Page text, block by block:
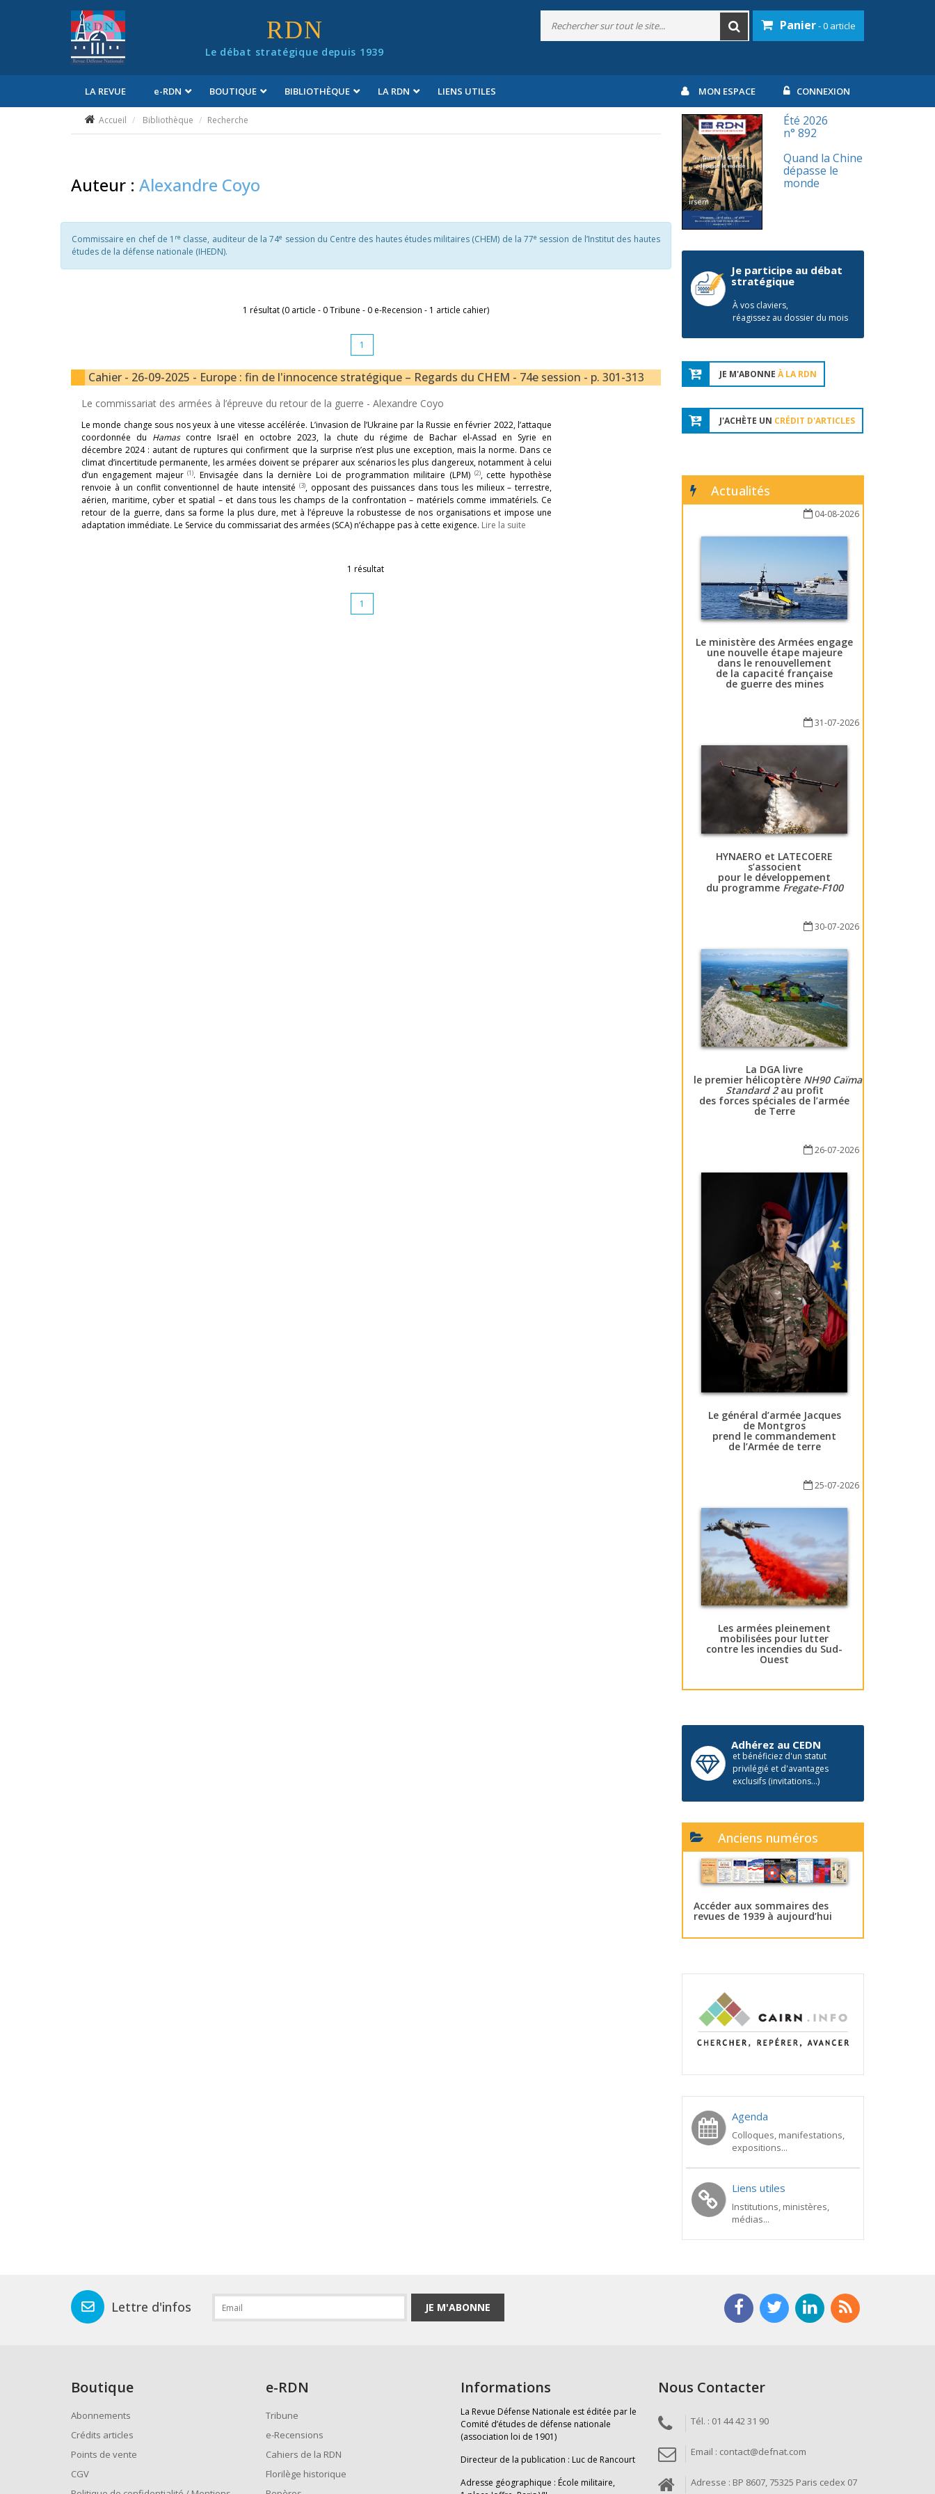
RDN
Le débat stratégique depuis 1939
Panier- 0 article
LA REVUE e-RDN BOUTIQUE BIBLIOTHÈQUE LA RDN LIENS UTILES MON ESPACE CONNEXION
Accueil Bibliothèque Recherche
Auteur : Alexandre Coyo
Commissaire en chef de 1 re classe, auditeur de la 74e session du Centre des hautes études militaires (CHEM) de la 77e session de l’Institut des hautes
études de la défense nationale (IHEDN).
1 résultat (0 article - 0 Tribune - 0 e-Recension - 1 article cahier)
1
Cahier - 26-09-2025 - Europe : fin de l'innocence stratégique – Regards du CHEM - 74e session - p. 301-313
Le commissariat des armées à l’épreuve du retour de la guerre - Alexandre Coyo
Le monde change sous nos yeux à une vitesse accélérée. L’invasion de l’Ukraine par la Russie en février 2022, l’attaque
coordonnée du Hamascontre Israël en octobre 2023, la chute du régime de Bachar el-Assad en Syrie en
décembre 2024 : autant de ruptures qui confirment que la surprise n’est plus une exception, mais la norme. Dans ce
climat d’incertitude permanente, les armées doivent se préparer aux scénarios les plus dangereux, notamment à celui
d’un engagement majeur(1). Envisagée dans la dernière Loi de programmation militaire (LPM) (2), cette hypothèse
renvoie à un conflit conventionnel de haute intensité (3), opposant des puissances dans tous les milieux – terrestre,
aérien, maritime, cyber et spatial – et dans tous les champs de la confrontation – matériels comme immatériels. Ce
retour de la guerre, dans sa forme la plus dure, met à l’épreuve la robustesse de nos organisations et impose une
adaptation immédiate. Le Service du commissariat des armées (SCA) n’échappe pas à cette exigence. Lire la suite
1 résultat
1
Été 2026
n° 892
Quand la Chine
dépasse le
monde
Je participe au débat
stratégique
À vos claviers,
réagissez au dossier du mois
JE M'ABONNE À LA RDN
J'ACHÈTE UN CRÉDIT D'ARTICLES
Actualités
04-08-2026
Le ministère des Armées engage
une nouvelle étape majeure
dans le renouvellement
de la capacité française
de guerre des mines
31-07-2026
HYNAERO et LATECOERE
s’associent
pour le développement
du programme Fregate-F100
30-07-2026
La DGA livre
le premier hélicoptère NH90 Caïman
Standard 2au profit
des forces spéciales de l’armée
de Terre
26-07-2026
Le général d’armée Jacques
de Montgros
prend le commandement
de l’Armée de terre
25-07-2026
Les armées pleinement
mobilisées pour lutter
contre les incendies du Sud-
Ouest
Adhérez au CEDN
et bénéficiez d'un statut
privilégié et d'avantages
exclusifs (invitations...)
Anciens numéros
Accéder aux sommaires des
revues de 1939 à aujourd’hui
Agenda
Colloques, manifestations,
expositions...
Liens utiles
Institutions, ministères,
médias...
Lettre d'infos JE M'ABONNE
Boutique
Abonnements
Crédits articles
Points de vente
CGV
e-RDN
Tribune
e-Recensions
Cahiers de la RDN
Florilège historique
Informations
La Revue Défense Nationale est éditée par le
Comité d’études de défense nationale
(association loi de 1901)
Directeur de la publication : Luc de Rancourt
Adresse géographique : École militaire,
Nous Contacter
Tél. : 01 44 42 31 90
Email : contact@defnat.com
Adresse : BP 8607, 75325 Paris cedex 07